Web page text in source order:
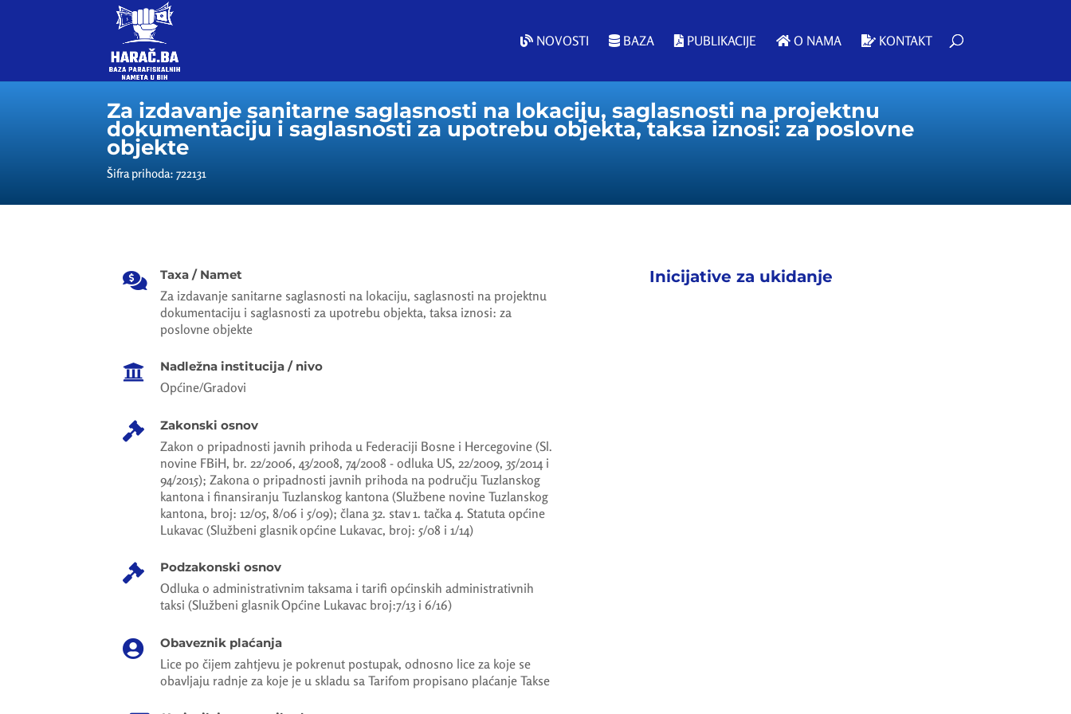
NOVOSTI BAZA PUBLIKACIJE O NAMA KONTAKT
Za izdavanje sanitarne saglasnosti na lokaciju, saglasnosti na projektnu
dokumentaciju i saglasnosti za upotrebu objekta, taksa iznosi: za poslovne
objekte
Šifra prihoda: 722131
 Taxa / Namet
Za izdavanje sanitarne saglasnosti na lokaciju, saglasnosti na projektnu
dokumentaciju i saglasnosti za upotrebu objekta, taksa iznosi: za
poslovne objekte
 Nadležna institucija / nivo
Općine/Gradovi
 Zakonski osnov
Zakon o pripadnosti javnih prihoda u Federaciji Bosne i Hercegovine (Sl.
novine FBiH, br. 22/2006, 43/2008, 74/2008 - odluka US, 22/2009, 35/2014 i
94/2015); Zakona o pripadnosti javnih prihoda na području Tuzlanskog
kantona i finansiranju Tuzlanskog kantona (Službene novine Tuzlanskog
kantona, broj: 12/05, 8/06 i 5/09); člana 32. stav 1. tačka 4. Statuta općine
Lukavac (Službeni glasnik općine Lukavac, broj: 5/08 i 1/14)
 Podzakonski osnov
Odluka o administrativnim taksama i tarifi općinskih administrativnih
taksi (Službeni glasnik Općine Lukavac broj:7/13 i 6/16)
 Obaveznik plaćanja
Lice po čijem zahtjevu je pokrenut postupak, odnosno lice za koje se
obavljaju radnje za koje je u skladu sa Tarifom propisano plaćanje Takse
Inicijative za ukidanje